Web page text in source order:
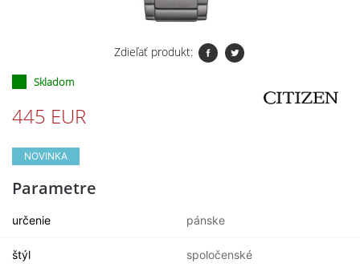
Zdieľať produkt:
Skladom
445 EUR
NOVINKA
Parametre
určenie pánske
štýl spoločenské